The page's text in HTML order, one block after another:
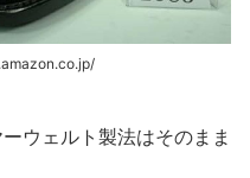
ウェルト製法はそのまま